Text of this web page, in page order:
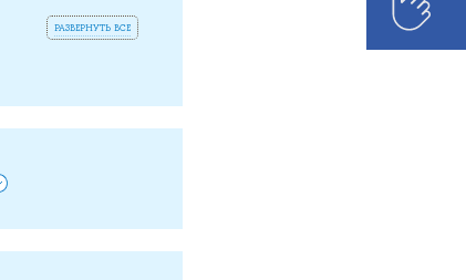
развернуть все